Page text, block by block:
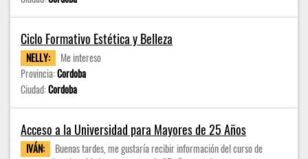
Ciclo Formativo Estética y Belleza
NELLY:
Me intereso
Provincia:Cordoba
Ciudad:Cordoba
Acceso a la Universidad para Mayores de 25 Años
IVÁN:
Buenas tardes, me gustaría recibir información del curso de